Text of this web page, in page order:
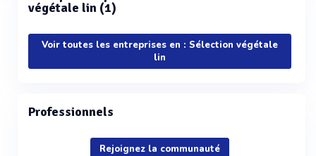
végétale lin (1)
Voir toutes les entreprises en : Sélection végétale
lin
Professionnels
Rejoignez la communauté